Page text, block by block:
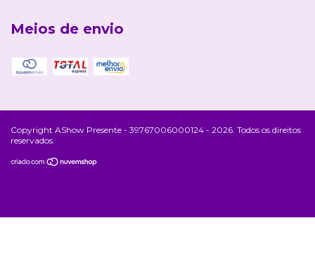
Meios de envio
Copyright AShow Presente - 39767006000124 - 2026. Todos os direitos
reservados.